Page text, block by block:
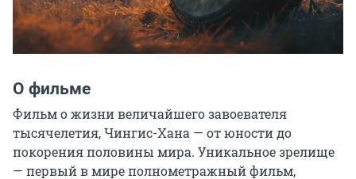
О фильме
Фильм о жизни величайшего завоевателя
тысячелетия, Чингис-Хана — от юности до
покорения половины мира. Уникальное зрелище
— первый в мире полнометражный фильм,